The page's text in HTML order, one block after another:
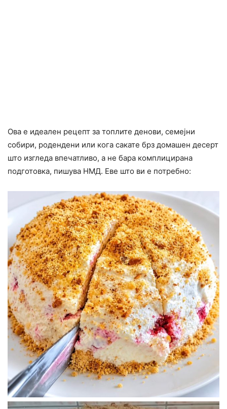
Ова е идеален рецепт за топлите денови, семејни
собири, родендени или кога сакате брз домашен десерт
што изгледа впечатливо, а не бара комплицирана
подготовка, пишува НМД. Еве што ви е потребно: